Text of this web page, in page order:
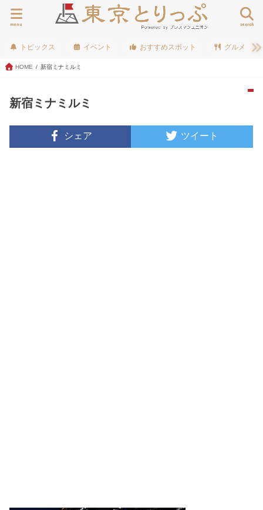
search
menu
トピックス イベント おすすめスポット グルメ
HOME 新宿ミナミルミ
新宿ミナミルミ
シェア ツイート